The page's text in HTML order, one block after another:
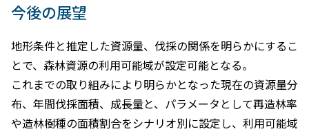
今後の展望
地形条件と推定した資源量、伐採の関係を明らかにするこ
とで、森林資源の利用可能域が設定可能となる。
これまでの取り組みにより明らかとなった現在の資源量分
布、年間伐採面積、成長量と、パラメータとして再造林率
や造林樹種の面積割合をシナリオ別に設定し、利用可能域